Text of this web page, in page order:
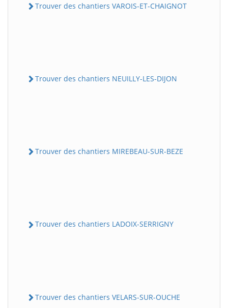
Trouver des chantiers VAROIS-ET-CHAIGNOT
Trouver des chantiers NEUILLY-LES-DIJON
Trouver des chantiers MIREBEAU-SUR-BEZE
Trouver des chantiers LADOIX-SERRIGNY
Trouver des chantiers VELARS-SUR-OUCHE